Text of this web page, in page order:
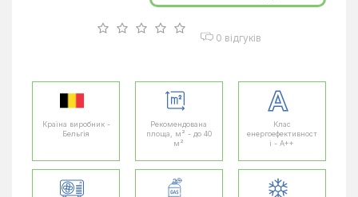
0 відгуків
Країна виробник -
Бельгія
Рекомендована
площа, м² - до 40
м²
Клас
енергоефективност
і - A++